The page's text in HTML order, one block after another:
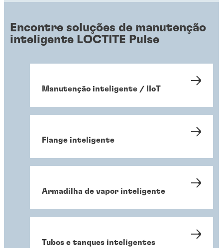
Encontre soluções de manutenção
inteligente LOCTITE Pulse
Manutenção inteligente / IIoT
Flange inteligente
Armadilha de vapor inteligente
Tubos e tanques inteligentes